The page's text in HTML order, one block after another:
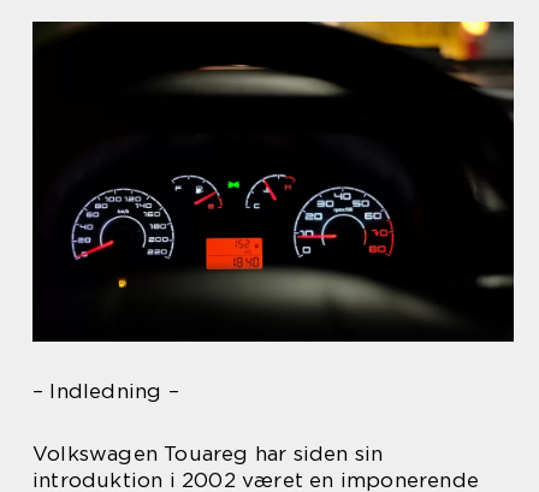
– Indledning –
Volkswagen Touareg har siden sin
introduktion i 2002 været en imponerende